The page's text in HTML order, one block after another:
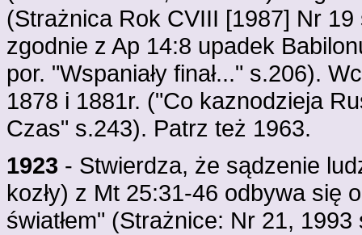
(Strażnica Rok CVIII [1987] Nr
zgodnie z Ap 14:8 upadek
por. "Wspaniały finał..." s.206).
1878 i 1881r. ("Co kaznodzieja
Czas" s.243). Patrz też 1963.
1923 - Stwierdza, że sądzenie
kozły) z Mt 25:31-46 odbywa się
światłem" (Strażnice: Nr 21,